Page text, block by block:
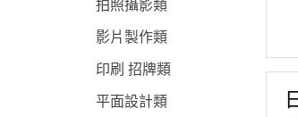
拍照攝影類
影片製作類
印刷 招牌類
平面設計類